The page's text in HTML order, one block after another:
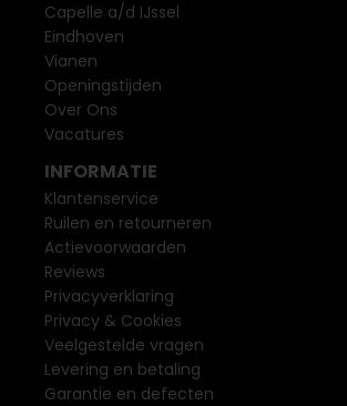
Capelle a/d IJssel
Eindhoven
Vianen
Openingstijden
Over Ons
Vacatures
INFORMATIE
Klantenservice
Ruilen en retourneren
Actievoorwaarden
Reviews
Privacyverklaring
Privacy & Cookies
Veelgestelde vragen
Levering en betaling
Garantie en defecten